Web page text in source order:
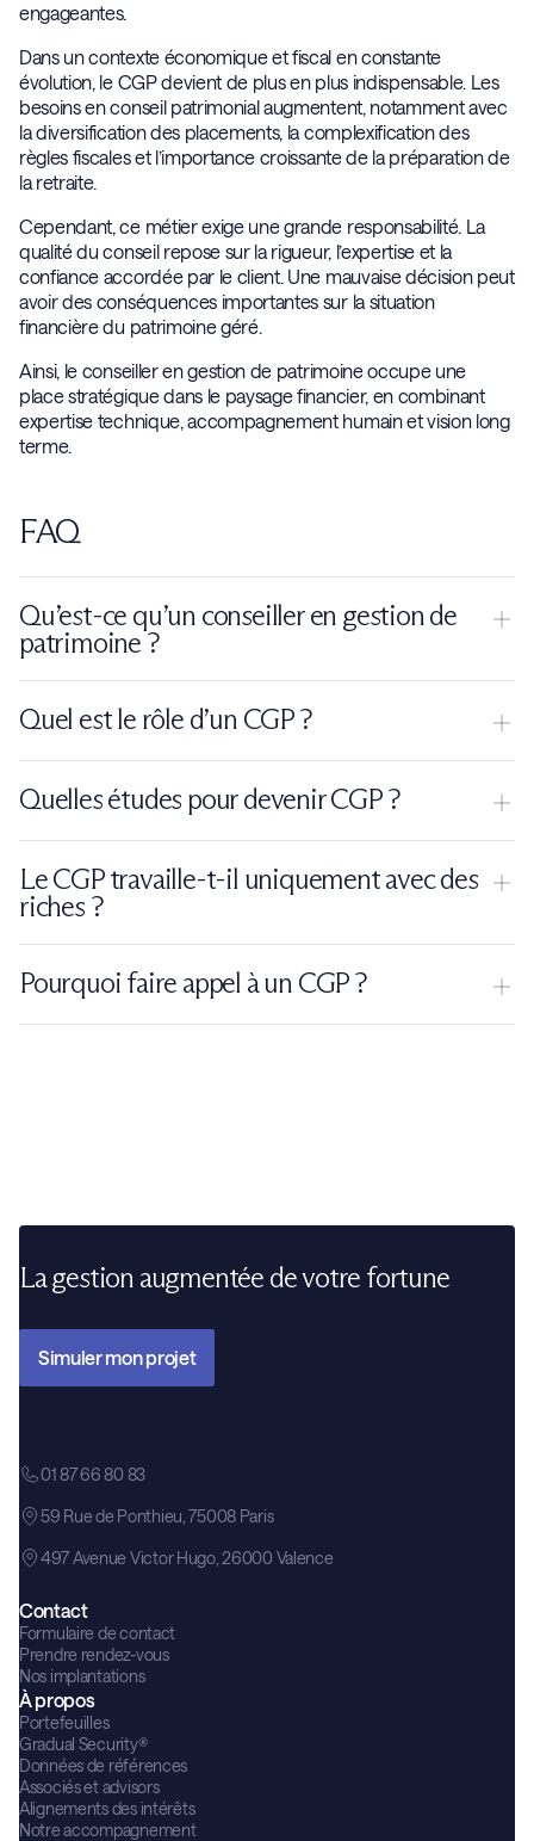
engageantes.
Dans un contexte économique et fiscal en constante
évolution, le CGP devient de plus en plus indispensable. Les
besoins en conseil patrimonial augmentent, notamment avec
la diversification des placements, la complexification des
règles fiscales et l’importance croissante de la préparation de
la retraite.
Cependant, ce métier exige une grande responsabilité. La
qualité du conseil repose sur la rigueur, l’expertise et la
confiance accordée par le client. Une mauvaise décision peut
avoir des conséquences importantes sur la situation
financière du patrimoine géré.
Ainsi, le conseiller en gestion de patrimoine occupe une
place stratégique dans le paysage financier, en combinant
expertise technique, accompagnement humain et vision long
terme.
FAQ
Qu’est-ce qu’un conseiller en gestion de
patrimoine ?
gestion, l’optimisation et la valorisation de leur patrimoine.
Quel est le rôle d’un CGP ?
solutions adaptées en investissement, fiscalité et transmission.
Quelles études pour devenir CGP ?
finance, gestion, droit ou école de commerce.
Le CGP travaille-t-il uniquement avec des
riches ?
clients disposent d’un patrimoine important.
Pourquoi faire appel à un CGP ?
La gestion augmentée de votre fortune
Simuler mon projet
01 87 66 80 83
59 Rue de Ponthieu, 75008 Paris
497 Avenue Victor Hugo, 26000 Valence
Contact
Formulaire de contact
Prendre rendez-vous
Nos implantations
À propos
Portefeuilles
Gradual Security®
Données de références
Associés et advisors
Alignements des intérêts
Notre accompagnement